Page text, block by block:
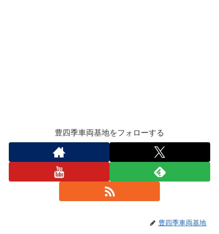
豊四季車両基地をフォローする
豊四季車両基地